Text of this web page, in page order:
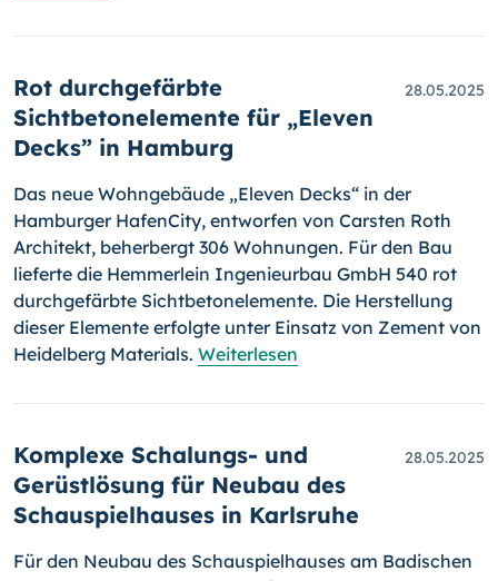
Rot durchgefärbte
Sichtbetonelemente für „Eleven
Decks” in Hamburg
28.05.2025
Das neue Wohngebäude „Eleven Decks“ in der
Hamburger HafenCity, entworfen von Carsten Roth
Architekt, beherbergt 306 Wohnungen. Für den Bau
lieferte die Hemmerlein Ingenieurbau GmbH 540 rot
durchgefärbte Sichtbetonelemente. Die Herstellung
dieser Elemente erfolgte unter Einsatz von Zement von
Heidelberg Materials. Weiterlesen
Komplexe Schalungs- und
Gerüstlösung für Neubau des
Schauspielhauses in Karlsruhe
28.05.2025
Für den Neubau des Schauspielhauses am Badischen